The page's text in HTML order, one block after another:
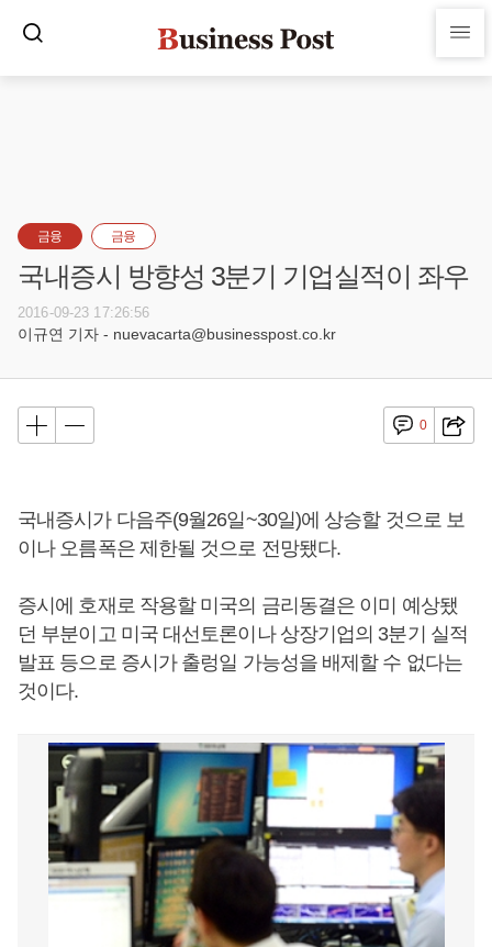
금융 금융
국내증시 방향성 3분기 기업실적이 좌우
2016-09-23 17:26:56
이규연 기자 - nuevacarta@businesspost.co.kr
0
국내증시가 다음주(9월26일~30일)에 상승할 것으로 보
이나 오름폭은 제한될 것으로 전망됐다.
증시에 호재로 작용할 미국의 금리동결은 이미 예상됐
던 부분이고 미국 대선토론이나 상장기업의 3분기 실적
발표 등으로 증시가 출렁일 가능성을 배제할 수 없다는
것이다.